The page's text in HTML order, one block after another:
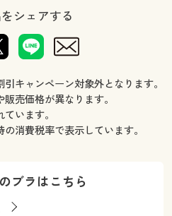
シェアする
キャンペーン対象外となります。
売価格が異なります。
います。
消費税率で表示しています。
ブラはこちら